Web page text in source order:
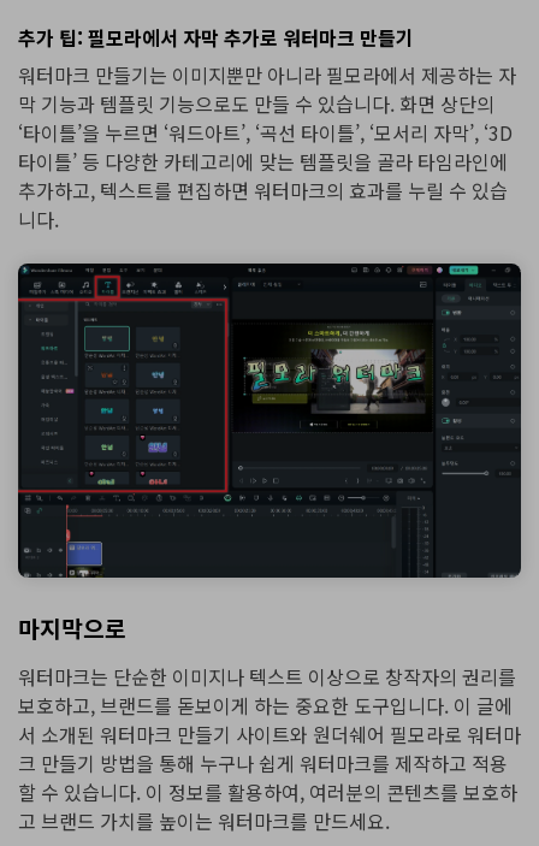
추가 팁: 필모라에서 자막 추가로 워터마크 만들기
워터마크 만들기는 이미지뿐만 아니라 필모라에서 제공하는 자
막 기능과 템플릿 기능으로도 만들 수 있습니다. 화면 상단의
‘타이틀’을 누르면 ‘워드아트’, ‘곡선 타이틀’, ‘모서리 자막’, ‘3D
타이틀’ 등 다양한 카테고리에 맞는 템플릿을 골라 타임라인에
추가하고, 텍스트를 편집하면 워터마크의 효과를 누릴 수 있습
니다.
마지막으로
워터마크는 단순한 이미지나 텍스트 이상으로 창작자의 권리를
보호하고, 브랜드를 돋보이게 하는 중요한 도구입니다. 이 글에
서 소개된 워터마크 만들기 사이트와 원더쉐어 필모라로 워터마
크 만들기 방법을 통해 누구나 쉽게 워터마크를 제작하고 적용
할 수 있습니다. 이 정보를 활용하여, 여러분의 콘텐츠를 보호하
고 브랜드 가치를 높이는 워터마크를 만드세요.